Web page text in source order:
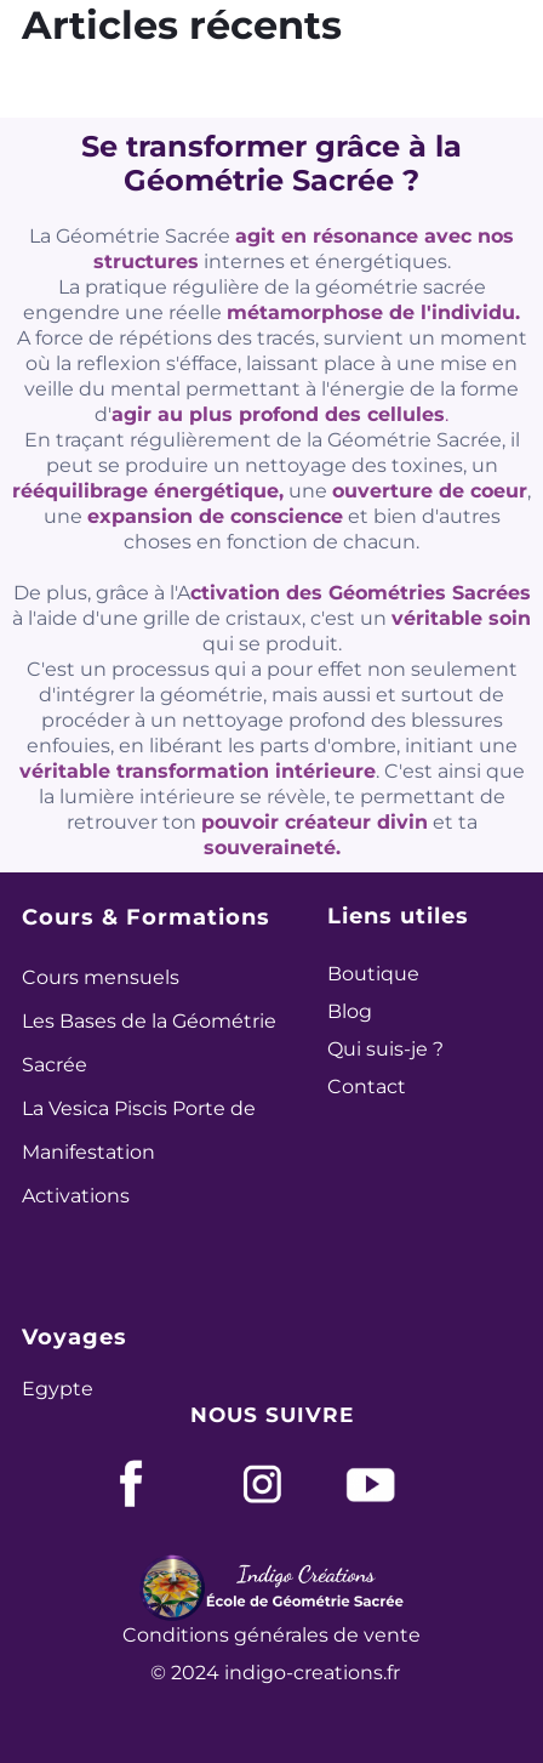
Articles récents
Se transformer grâce à la
Géométrie Sacrée ?
La Géométrie Sacrée agit en résonance avec nos
structures internes et énergétiques.
La pratique régulière de la géométrie sacrée
engendre une réelle métamorphose de l'individu.
A force de répétions des tracés, survient un moment
où la reflexion s'éfface, laissant place à une mise en
veille du mental permettant à l'énergie de la forme
d'agir au plus profond des cellules.
En traçant régulièrement de la Géométrie Sacrée, il
peut se produire un nettoyage des toxines, un
rééquilibrage énergétique, une ouverture de coeur,
une expansion de conscienceet bien d'autres
choses en fonction de chacun.
De plus, grâce à l'Activation des Géométries Sacrées
à l'aide d'une grille de cristaux, c'est un véritable soin
qui se produit.
C'est un processus qui a pour effet non seulement
d'intégrer la géométrie, mais aussi et surtout de
procéder à un nettoyage profond des blessures
enfouies, en libérant les parts d'ombre, initiant une
véritable transformation intérieure. C'est ainsi que
la lumière intérieure se révèle, te permettant de
retrouver ton pouvoir créateur divin et ta
souveraineté.
Cours & Formations
Cours mensuels
Les Bases de la Géométrie
Sacrée
La Vesica Piscis Porte de
Manifestation
Activations
Voyages
Egypte
Liens utiles
Boutique
Blog
Qui suis-je ?
Contact
NOUS SUIVRE
Conditions générales de vente
© 2024 indigo-creations.fr